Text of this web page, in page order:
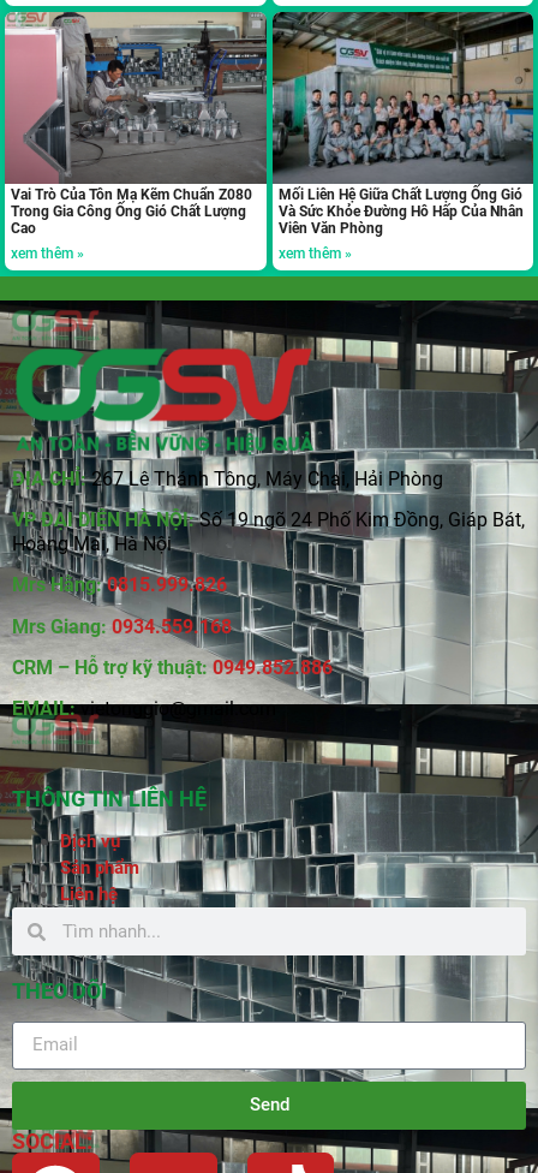
Vai Trò Của Tôn Mạ Kẽm Chuẩn Z080
Trong Gia Công Ống Gió Chất Lượng
Cao
xem thêm »
Mối Liên Hệ Giữa Chất Lượng Ống Gió
Và Sức Khỏe Đường Hô Hấp Của Nhân
Viên Văn Phòng
xem thêm »
ĐỊA CHỈ: 267 Lê Thánh Tông, Máy Chai, Hải Phòng
VP ĐẠI DIỆN HÀ NỘI:Số 19 ngõ 24 Phố Kim Đồng, Giáp Bát,
Hoàng Mai, Hà Nội
Mrs Hằng: 0815.999.826
Mrs Giang: 0934.559.168
CRM – Hỗ trợ kỹ thuật: 0949.852.886
EMAIL: vietonggio@gmail.com
THÔNG TIN LIÊN HỆ
Dịch vụ
Sản phẩm
Liên hệ
THEO DÕI
Send
SOCIAL: